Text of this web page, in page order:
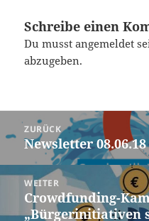
Schreibe einen
Du musstangemeldet
abzugeben.
Beitrags-
Navigation
ZURÜCK
Vorheriger
Beitrag:
Newsletter 08.06.18
WEITER
Nächster
Beitrag:
Crowdfunding-
„Bürgerinitiativen